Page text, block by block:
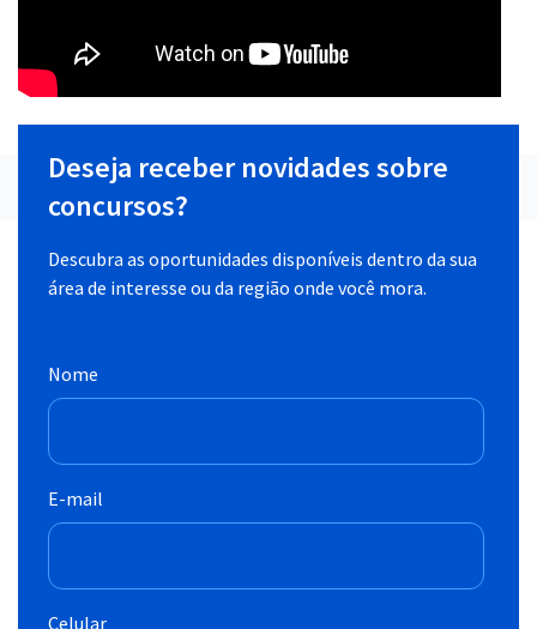
Deseja receber novidades sobre
concursos?
Descubra as oportunidades disponíveis dentro da sua
área de interesse ou da região onde você mora.
Nome
E-mail
Celular